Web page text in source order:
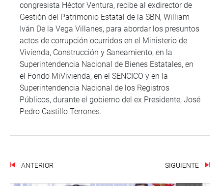
congresista Héctor Ventura, recibe al exdirector de
Gestión del Patrimonio Estatal de la SBN, William
Iván De la Vega Villanes, para abordar los presuntos
actos de corrupción ocurridos en el Ministerio de
Vivienda, Construcción y Saneamiento, en la
Superintendencia Nacional de Bienes Estatales, en
el Fondo MiVivienda, en el SENCICO y en la
Superintendencia Nacional de los Registros
Públicos, durante el gobierno del ex Presidente, José
Pedro Castillo Terrones.
ANTERIOR SIGUIENTE